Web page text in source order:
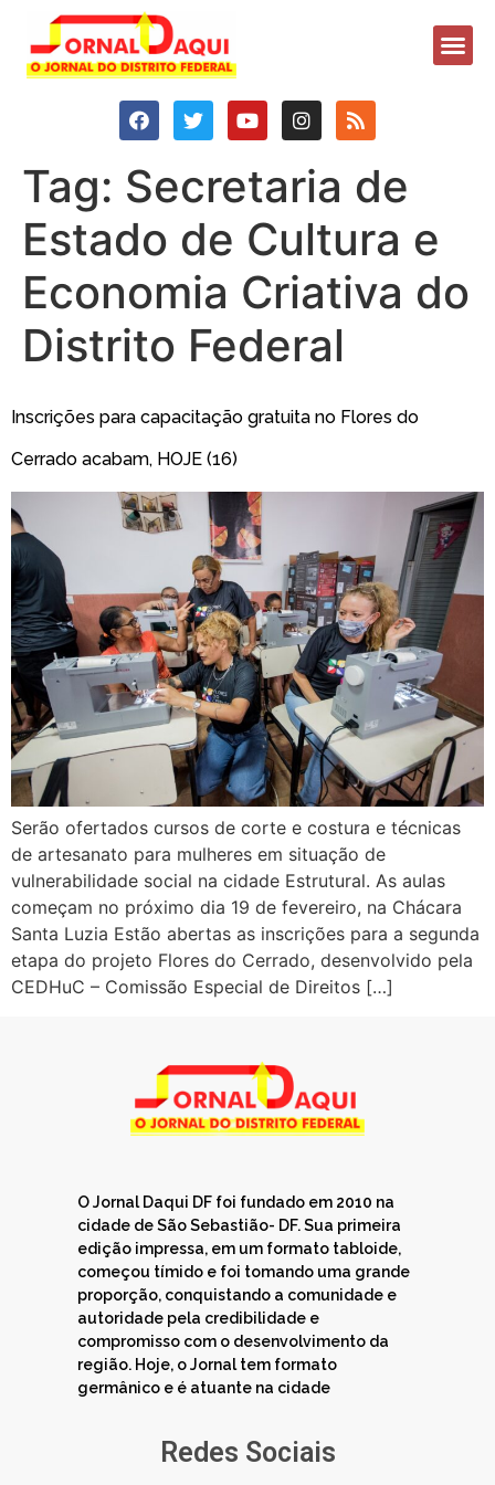
Tag: Secretaria de
Estado de Cultura e
Economia Criativa do
Distrito Federal
Inscrições para capacitação gratuita no Flores do
Cerrado acabam, HOJE (16)
Serão ofertados cursos de corte e costura e técnicas
de artesanato para mulheres em situação de
vulnerabilidade social na cidade Estrutural. As aulas
começam no próximo dia 19 de fevereiro, na Chácara
Santa Luzia Estão abertas as inscrições para a segunda
etapa do projeto Flores do Cerrado, desenvolvido pela
CEDHuC – Comissão Especial de Direitos […]
O Jornal Daqui DF foi fundado em 2010 na
cidade de São Sebastião- DF. Sua primeira
edição impressa, em um formato tabloide,
começou tímido e foi tomando uma grande
proporção, conquistando a comunidade e
autoridade pela credibilidade e
compromisso com o desenvolvimento da
região. Hoje, o Jornal tem formato
germânico e é atuante na cidade
Redes Sociais